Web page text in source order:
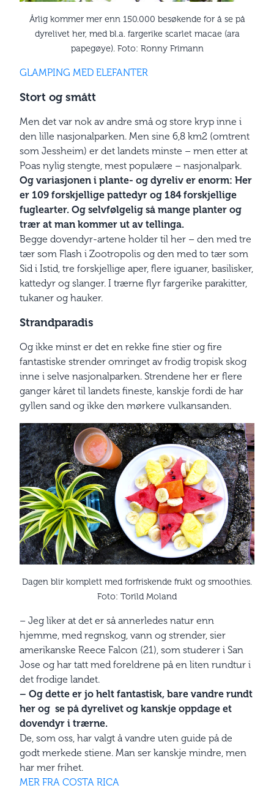
Årlig kommer mer enn 150.000 besøkende for å se på
dyrelivet her, med bl.a. fargerike scarlet macae (ara
papegøye). Foto: Ronny Frimann
GLAMPING MED ELEFANTER
Stort og smått
Men det var nok av andre små og store kryp inne i
den lille nasjonalparken. Men sine 6,8 km2 (omtrent
som Jessheim) er det landets minste – men etter at
Poas nylig stengte, mest populære – nasjonalpark.
Og variasjonen i plante- og dyreliv er enorm: Her
er 109 forskjellige pattedyr og 184 forskjellige
fuglearter. Og selvfølgelig så mange planter og
trær at man kommer ut av tellinga.
Begge dovendyr-artene holder til her – den med tre
tær som Flash i Zootropolis og den med to tær som
Sid i Istid, tre forskjellige aper, flere iguaner, basilisker,
kattedyr og slanger. I trærne flyr fargerike parakitter,
tukaner og hauker.
Strandparadis
Og ikke minst er det en rekke fine stier og fire
fantastiske strender omringet av frodig tropisk skog
inne i selve nasjonalparken. Strendene her er flere
ganger kåret til landets fineste, kanskje fordi de har
gyllen sand og ikke den mørkere vulkansanden.
Dagen blir komplett med forfriskende frukt og smoothies.
Foto: Torild Moland
– Jeg liker at det er så annerledes natur enn
hjemme, med regnskog, vann og strender, sier
amerikanske Reece Falcon (21), som studerer i San
Jose og har tatt med foreldrene på en liten rundtur i
det frodige landet.
– Og dette er jo helt fantastisk, bare vandre rundt
her og se på dyrelivet og kanskje oppdage et
dovendyr i trærne.
De, som oss, har valgt å vandre uten guide på de
godt merkede stiene. Man ser kanskje mindre, men
har mer frihet.
MER FRA COSTA RICA